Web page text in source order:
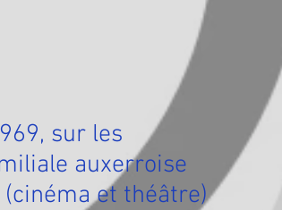
sur les
auxerroise
et théâtre)